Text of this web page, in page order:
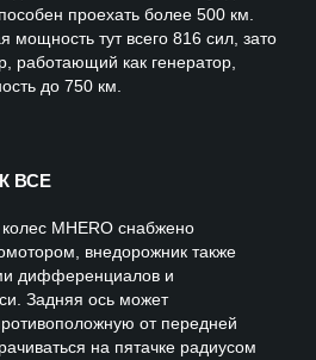
проехать более 500 км.
мощность тут всего 816 сил, зато
работающий как генератор,
до 750 км.
ВСЕ
MHERO снабжено
внедорожник также
дифференциалов и
Задняя ось может
от передней
на пятачке радиусом